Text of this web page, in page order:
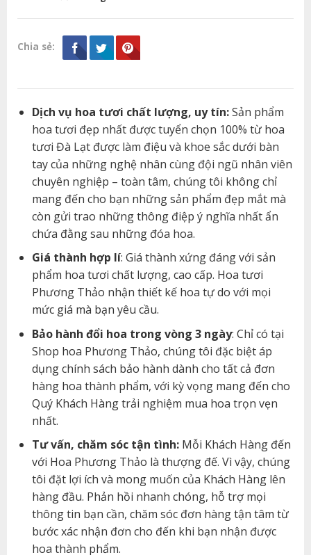
Chia sẻ:
Dịch vụ hoa tươi chất lượng, uy tín:Sản phẩm
hoa tươi đẹp nhất được tuyển chọn 100% từ hoa
tươi Đà Lạt được làm điệu và khoe sắc dưới bàn
tay của những nghệ nhân cùng đội ngũ nhân viên
chuyên nghiệp – toàn tâm, chúng tôi không chỉ
mang đến cho bạn những sản phẩm đẹp mắt mà
còn gửi trao những thông điệp ý nghĩa nhất ẩn
chứa đằng sau những đóa hoa.
Giá thành hợp lí: Giá thành xứng đáng với sản
phẩm hoa tươi chất lượng, cao cấp. Hoa tươi
Phương Thảo nhận thiết kế hoa tự do với mọi
mức giá mà bạn yêu cầu.
Bảo hành đổi hoa trong vòng 3 ngày: Chỉ có tại
Shop hoa Phương Thảo, chúng tôi đặc biệt áp
dụng chính sách bảo hành dành cho tất cả đơn
hàng hoa thành phẩm, với kỳ vọng mang đến cho
Quý Khách Hàng trải nghiệm mua hoa trọn vẹn
nhất.
Tư vấn, chăm sóc tận tình:Mỗi Khách Hàng đến
với Hoa Phương Thảo là thượng đế. Vì vậy, chúng
tôi đặt lợi ích và mong muốn của Khách Hàng lên
hàng đầu. Phản hồi nhanh chóng, hỗ trợ mọi
thông tin bạn cần, chăm sóc đơn hàng tận tâm từ
bước xác nhận đơn cho đến khi bạn nhận được
hoa thành phẩm.